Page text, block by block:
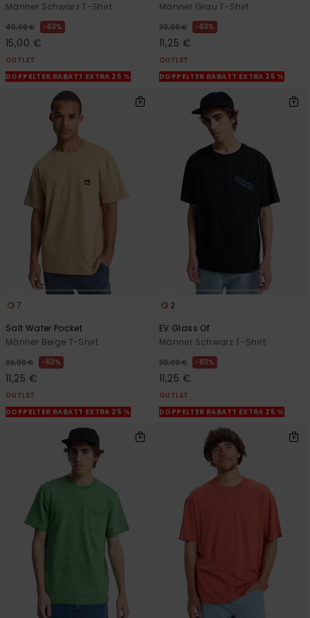
Männer Schwarz T-Shirt
40,00 € 63%
15,00 €
OUTLET
DOPPELTER RABATT EXTRA 25 %
Männer Grau T-Shirt
30,00 € 63%
11,25 €
OUTLET
DOPPELTER RABATT EXTRA 25 %
7
Salt Water Pocket
Männer Beige T-Shirt
30,00 € 63%
11,25 €
OUTLET
DOPPELTER RABATT EXTRA 25 %
2
EV Glass Of
Männer Schwarz T-Shirt
30,00 € 63%
11,25 €
OUTLET
DOPPELTER RABATT EXTRA 25 %